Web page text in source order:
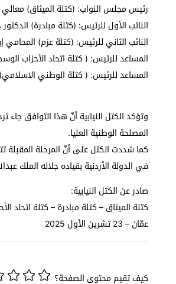
رئيس مجلس النواب: (كتلة الميثاق)
النائب الأول للرئيس: (كتلة مبادرة)
النائب الثاني للرئيس: (كتلة عزم) المحامي
المساعد للرئيس: ( كتلة اتحاد الأحزاب
المساعد للرئيس: ( كتلة الوطني
وتؤكد الكتل النيابية أنّ هذا التوافق
المصلحة الوطنية العليا.
كما شددت الكتل على أنّ المرحلة المقبلة
في الدولة الأردنية بقياده جلاله الملك
صادر عن الكتل النيابية:
كتلة الميثاق – كتلة مبادرة – كتلة اتحاد
عمّان – 23 تشرين الأول 2025
كيف تقيم محتوى الصفحة؟